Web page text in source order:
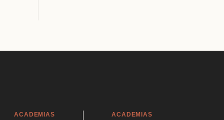
ACADEMIAS ACADEMIAS